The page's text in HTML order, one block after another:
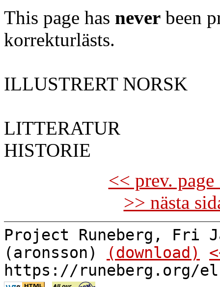
This page has never been
korrekturlästs.
ILLUSTRERT NORSK
LITTERATUR
HISTORIE
<< prev.
>> nästa
Project Runeberg, Fri
(aronsson)
(download)
https://runeberg.org/